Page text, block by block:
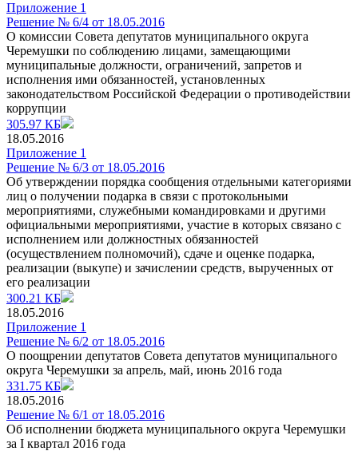
Приложение 1
Решение № 6/4 от 18.05.2016
О комиссии Совета депутатов муниципального округа
Черемушки по соблюдению лицами, замещающими
муниципальные должности, ограничений, запретов и
исполнения ими обязанностей, установленных
законодательством Российской Федерации о противодействии
коррупции
305.97 КБ
18.05.2016
Приложение 1
Решение № 6/3 от 18.05.2016
Об утверждении порядка сообщения отдельными категориями
лиц о получении подарка в связи с протокольными
мероприятиями, служебными командировками и другими
официальными мероприятиями, участие в которых связано с
исполнением или должностных обязанностей
(осуществлением полномочий), сдаче и оценке подарка,
реализации (выкупе) и зачислении средств, вырученных от
его реализации
300.21 КБ
18.05.2016
Приложение 1
Решение № 6/2 от 18.05.2016
О поощрении депутатов Совета депутатов муниципального
округа Черемушки за апрель, май, июнь 2016 года
331.75 КБ
18.05.2016
Решение № 6/1 от 18.05.2016
Об исполнении бюджета муниципального округа Черемушки
за I квартал 2016 года